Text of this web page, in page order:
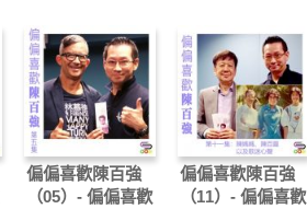
偏偏喜歡陳百強
（05）- 偏偏喜歡
偏偏喜歡陳百強
（11）- 偏偏喜歡